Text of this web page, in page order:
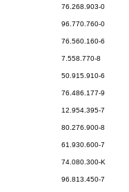
76.268.903-0
96.770.760-0
76.560.160-6
7.558.770-8
50.915.910-6
76.486.177-9
12.954.395-7
80.276.900-8
61.930.600-7
74.080.300-K
96.813.450-7